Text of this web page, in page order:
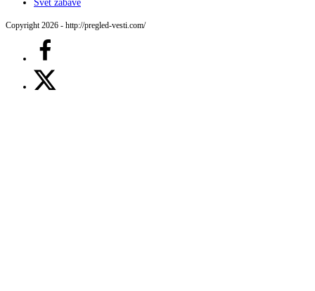
Svet zabave
Copyright 2026 - http://pregled-vesti.com/